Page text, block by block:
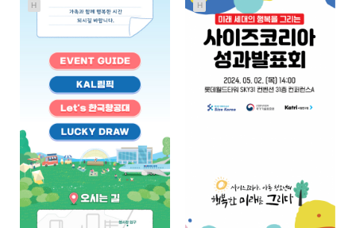
499
12-21
인바이트미
363
12-21
인바이트미
H H